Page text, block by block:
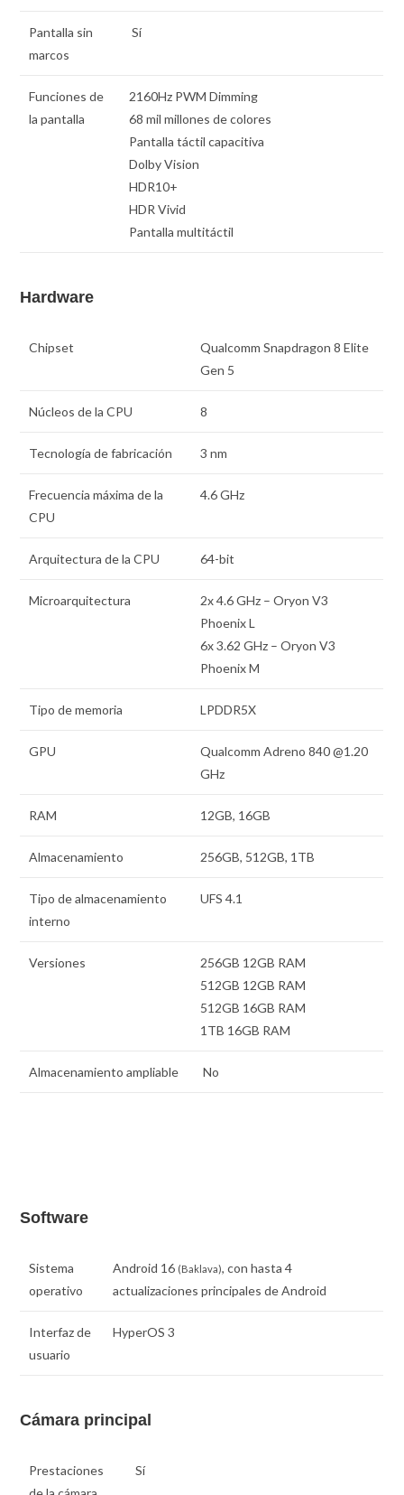
Pantalla sin
marcos
Sí
Funciones de
la pantalla
2160Hz PWM Dimming
68 mil millones de colores
Pantalla táctil capacitiva
Dolby Vision
HDR10+
HDR Vivid
Pantalla multitáctil
Hardware
Chipset
Qualcomm Snapdragon 8 Elite
Gen 5
Núcleos de la CPU 8
Tecnología de fabricación 3 nm
Frecuencia máxima de la
CPU
4.6 GHz
Arquitectura de la CPU 64-bit
Microarquitectura
2x 4.6 GHz – Oryon V3
Phoenix L
6x 3.62 GHz – Oryon V3
Phoenix M
Tipo de memoria LPDDR5X
GPU
Qualcomm Adreno 840 @1.20
GHz
RAM 12GB, 16GB
Almacenamiento 256GB, 512GB, 1TB
Tipo de almacenamiento
interno
UFS 4.1
Versiones
256GB 12GB RAM
512GB 12GB RAM
512GB 16GB RAM
1TB 16GB RAM
Almacenamiento ampliable No
Software
Sistema
operativo
Android 16 (Baklava), con hasta 4
actualizaciones principales de Android
Interfaz de
usuario
HyperOS 3
Cámara principal
Prestaciones
Sí